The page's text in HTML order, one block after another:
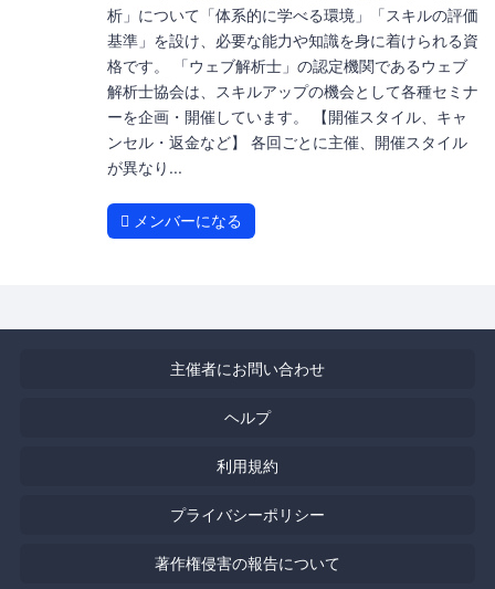
析」について「体系的に学べる環境」「スキルの評価
基準」を設け、必要な能力や知識を身に着けられる資
格です。 「ウェブ解析士」の認定機関であるウェブ
解析士協会は、スキルアップの機会として各種セミナ
ーを企画・開催しています。 【開催スタイル、キャ
ンセル・返金など】 各回ごとに主催、開催スタイル
が異なり...
メンバーになる
主催者にお問い合わせ
ヘルプ
利用規約
プライバシーポリシー
著作権侵害の報告について